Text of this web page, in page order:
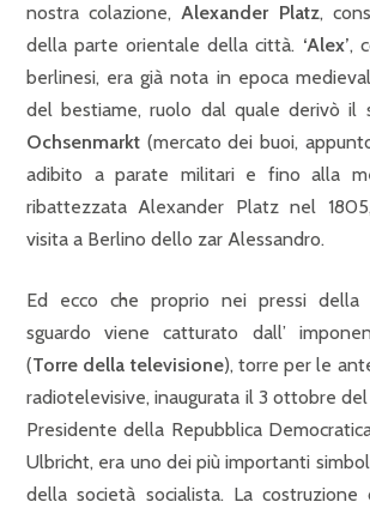
nostra colazione,Alexander Platz,
della parte orientale della città. ‘Alex’,
berlinesi, era già nota in epoca
del bestiame, ruolo dal quale derivò il
Ochsenmarkt (mercato dei buoi,
adibito a parate militari e fino alla
ribattezzata Alexander Platz nel
visita a Berlino dello zar Alessandro.
Ed ecco che proprio nei pressi della
sguardo viene catturato dall’
(Torre della televisione), torre per le
radiotelevisive, inaugurata il 3 ottobre del
Presidente della Repubblica
Ulbricht, era uno dei più importanti
della società socialista. La